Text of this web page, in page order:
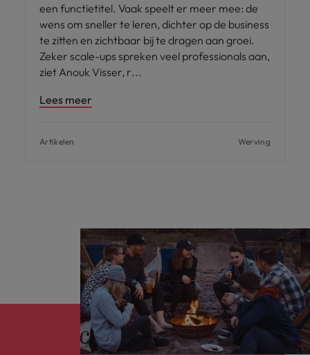
een functietitel. Vaak speelt er meer mee: de
wens om sneller te leren, dichter op de business
te zitten en zichtbaar bij te dragen aan groei.
Zeker scale-ups spreken veel professionals aan,
ziet Anouk Visser, r
Lees meer
Artikelen Werving